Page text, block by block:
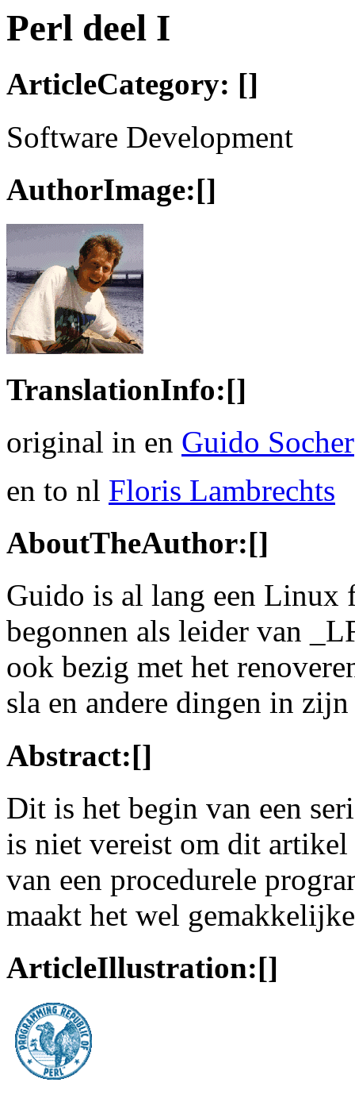
Perl deel I
ArticleCategory: []
Software Development
AuthorImage:[]
TranslationInfo:[]
original in en Guido Socher
en to nl Floris Lambrechts
AboutTheAuthor:[]
Guido is al lang een Linux
begonnen als leider van
ook bezig met het
sla en andere dingen in
Abstract:[]
Dit is het begin van een
is niet vereist om dit
van een procedurele
maakt het wel
ArticleIllustration:[]